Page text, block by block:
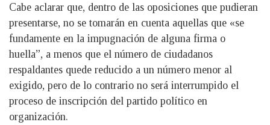
Cabe aclarar que, dentro de las oposiciones que pudieran
presentarse, no se tomarán en cuenta aquellas que «se
fundamente en la impugnación de alguna firma o
huella”, a menos que el número de ciudadanos
respaldantes quede reducido a un número menor al
exigido, pero de lo contrario no será interrumpido el
proceso de inscripción del partido político en
organización.